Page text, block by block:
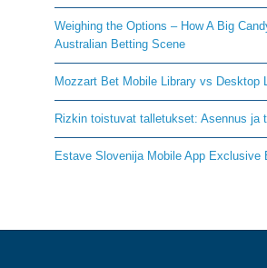
Weighing the Options – How A Big
Australian Betting Scene
Mozzart Bet Mobile Library vs Desktop
Rizkin toistuvat talletukset: Asennus ja
Estave Slovenija Mobile App Exclusive